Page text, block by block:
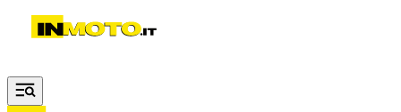
Vai al contenuto principale